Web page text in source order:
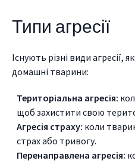
Типи агресії
Існують різні види агресії,
домашні тварини:
Територіальна агресія:
щоб захистити свою
Агресія страху: коли
страх або тривогу.
Перенаправлена агресія: